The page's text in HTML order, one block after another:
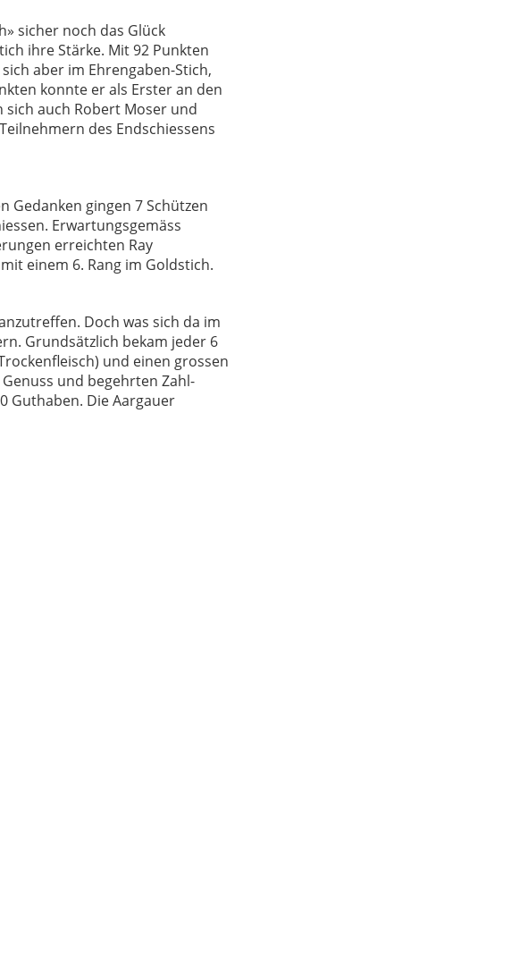
sicher noch das Glück
ihre Stärke. Mit 92 Punkten
aber im Ehrengaben-Stich,
konnte er als Erster an den
auch Robert Moser und
des Endschiessens
Gedanken gingen 7 Schützen
Erwartungsgemäss
erreichten Ray
einem 6. Rang im Goldstich.
Doch was sich da im
Grundsätzlich bekam jeder 6
und einen grossen
und begehrten Zahl-
Guthaben. Die Aargauer